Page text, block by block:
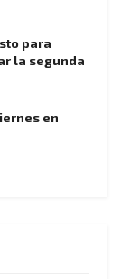
para
la segunda
en